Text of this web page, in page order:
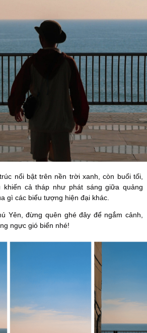
nổi bật trên nền trời xanh, còn buổi tối,
khiến cả tháp như phát sáng giữa quảng
gì các biểu tượng hiện đại khác.
đừng quên ghé đây để ngắm cảnh,
ngực gió biển nhé!